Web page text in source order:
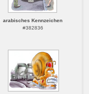
arabisches Kennzeichen
#382836